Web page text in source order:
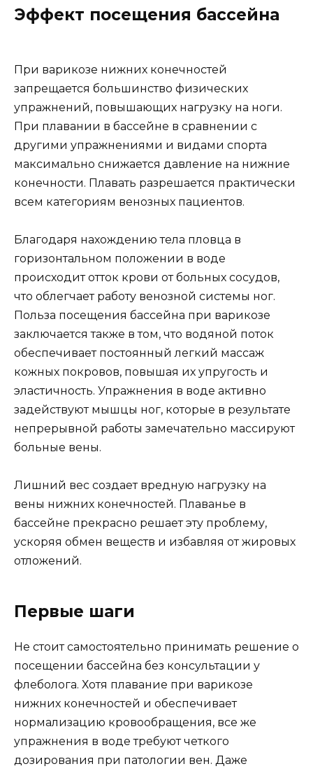
Эффект посещения бассейна
При варикозе нижних конечностей
запрещается большинство физических
упражнений, повышающих нагрузку на ноги.
При плавании в бассейне в сравнении с
другими упражнениями и видами спорта
максимально снижается давление на нижние
конечности. Плавать разрешается практически
всем категориям венозных пациентов.
Благодаря нахождению тела пловца в
горизонтальном положении в воде
происходит отток крови от больных сосудов,
что облегчает работу венозной системы ног.
Польза посещения бассейна при варикозе
заключается также в том, что водяной поток
обеспечивает постоянный легкий массаж
кожных покровов, повышая их упругость и
эластичность. Упражнения в воде активно
задействуют мышцы ног, которые в результате
непрерывной работы замечательно массируют
больные вены.
Лишний вес создает вредную нагрузку на
вены нижних конечностей. Плаванье в
бассейне прекрасно решает эту проблему,
ускоряя обмен веществ и избавляя от жировых
отложений.
Первые шаги
Не стоит самостоятельно принимать решение о
посещении бассейна без консультации у
флеболога. Хотя плавание при варикозе
нижних конечностей и обеспечивает
нормализацию кровообращения, все же
упражнения в воде требуют четкого
дозирования при патологии вен. Даже